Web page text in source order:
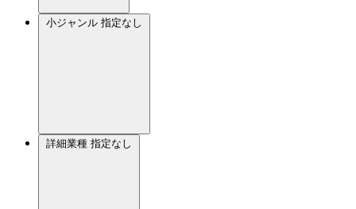
小ジャンル 指定なし
詳細業種 指定なし